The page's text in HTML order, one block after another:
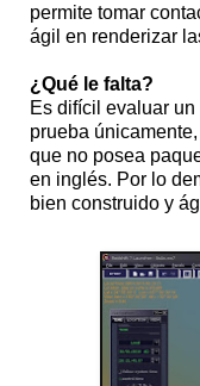
permite tomar
ágil en renderizar
¿Qué le falta?
Es difícil evaluar
prueba
que no posea
en inglés. Por lo
bien construido y